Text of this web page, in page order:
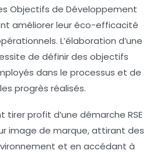
Objectifs de Développement
améliorer leuréco-efficacité
L’élaboration d’une
de définir des objectifs
dans le processus et de
progrès réalisés.
tirer profit d’une démarche RSE
image de marque, attirant des
et en accédant à